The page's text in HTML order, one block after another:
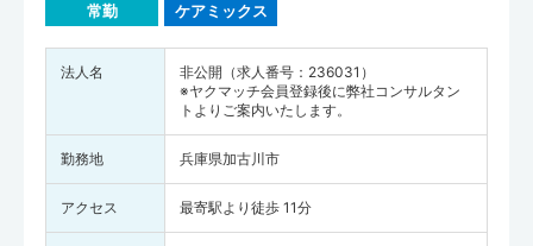
常勤 ケアミックス
法人名
非公開（求人番号：236031）
※ヤクマッチ会員登録後に弊社コンサルタン
トよりご案内いたします。
勤務地 兵庫県加古川市
アクセス 最寄駅より徒歩 11分